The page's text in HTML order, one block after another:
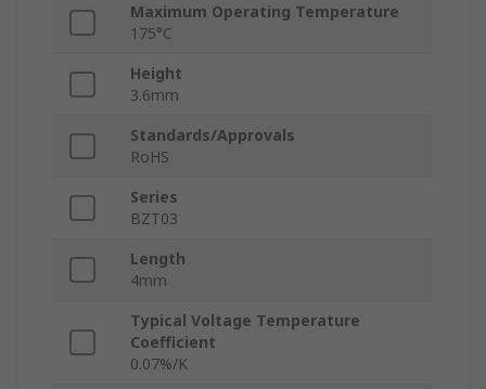
Maximum Operating Temperature
175°C
Height
3.6mm
Standards/Approvals
RoHS
Series
BZT03
Length
4mm
Typical Voltage Temperature
Coefficient
0.07%/K